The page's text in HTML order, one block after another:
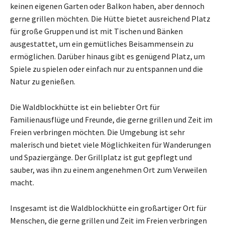
keinen eigenen Garten oder Balkon haben, aber dennoch
gerne grillen möchten. Die Hütte bietet ausreichend Platz
für große Gruppen und ist mit Tischen und Bänken
ausgestattet, um ein gemütliches Beisammensein zu
ermöglichen. Darüber hinaus gibt es genügend Platz, um
Spiele zu spielen oder einfach nur zu entspannen und die
Natur zu genießen.
Die Waldblockhütte ist ein beliebter Ort für
Familienausflüge und Freunde, die gerne grillen und Zeit im
Freien verbringen möchten. Die Umgebung ist sehr
malerisch und bietet viele Möglichkeiten für Wanderungen
und Spaziergänge. Der Grillplatz ist gut gepflegt und
sauber, was ihn zu einem angenehmen Ort zum Verweilen
macht.
Insgesamt ist die Waldblockhütte ein großartiger Ort für
Menschen, die gerne grillen und Zeit im Freien verbringen